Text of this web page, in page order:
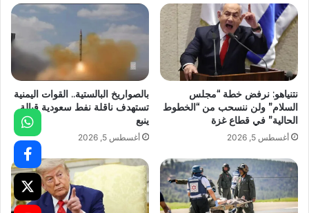
نتنياهو: نرفض خطة “مجلس
السلام” ولن ننسحب من “الخطوط
الحالية” في قطاع غزة
أغسطس 5, 2026
بالصواريخ البالستية.. القوات اليمنية
تستهدف ناقلة نفط سعودية قبالة
ينبع
أغسطس 5, 2026